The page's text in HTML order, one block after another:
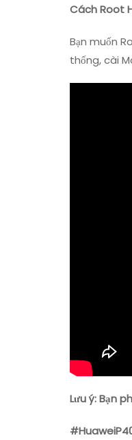
Cách Root
Bạn muốn
thống, cài
Lưu ý: Bạn